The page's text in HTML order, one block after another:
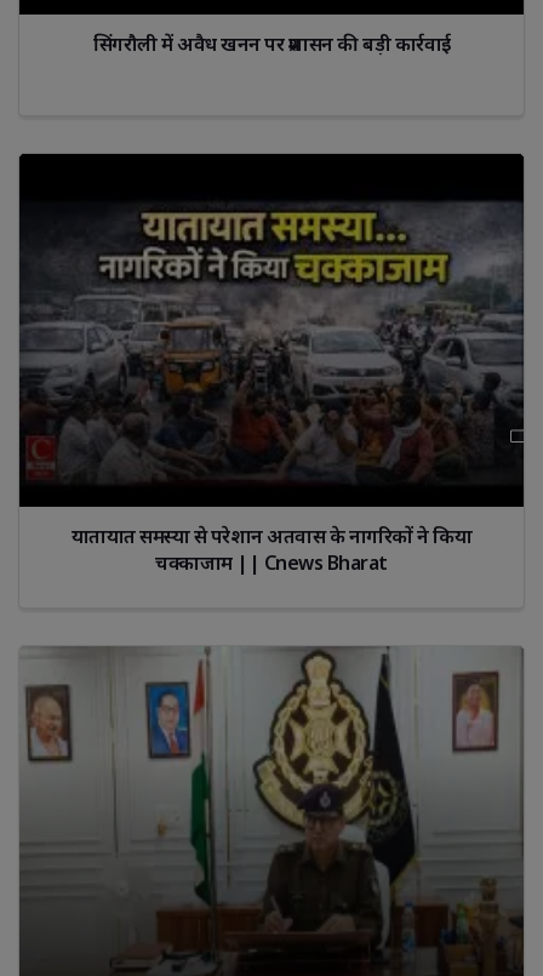
सिंगरौली में अवैध खनन पर प्रशासन की बड़ी कार्रवाई
यातायात समस्या से परेशान अतवास के नागरिकों ने किया
चक्काजाम || Cnews Bharat